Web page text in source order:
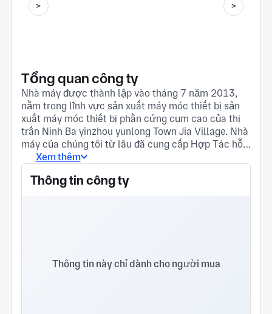
Tổng quan công ty
Nhà máy được thành lập vào tháng 7 năm 2013,
nằm trong lĩnh vực sản xuất máy móc thiết bị sản
xuất máy móc thiết bị phần cứng cụm cao của thị
trấn Ninh Ba yinzhou yunlong Town Jia Village. Nhà
máy của chúng tôi từ lâu đã cung cấp Hợp Tác hỗ
trợ sâu rộng cho ba Công Ty Niêm yết, năm công Ty
và ba khách hàng Châu Âu. Nhà máy của chúng tôi
tiện và gia công CNC, thiết bị hỗ trợ hoàn chỉnh.
Quy trình sản xuất các bộ phận chính xác hàng loạt
Xem thêm
Thông tin công ty
Thông tin này chỉ dành cho người mua